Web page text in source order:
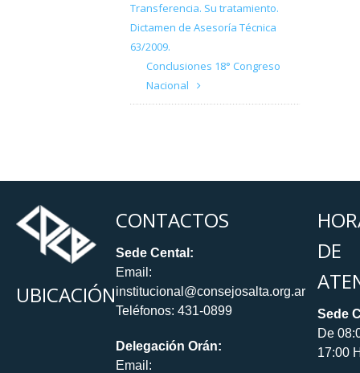
Transferencia. Su tratamiento.
Dictamen de Asesoría Técnica
63/2009.
Conclusiones 18° Congreso
Nacional
UBICACIÓN
CONTACTOS
Sede Cental:
Email:
institucional@consejosalta.org.ar
Teléfonos: 431-0899
Delegación Orán:
Email:
DE
Sede
De
17:00